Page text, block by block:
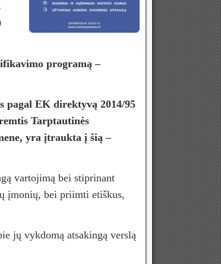
programą –
EK direktyvą 2014/95
Tarptautinės
yra įtraukta į šią –
vartojimą bei stiprinant
įmonių, bei priimti etiškus,
vykdomą atsakingą verslą